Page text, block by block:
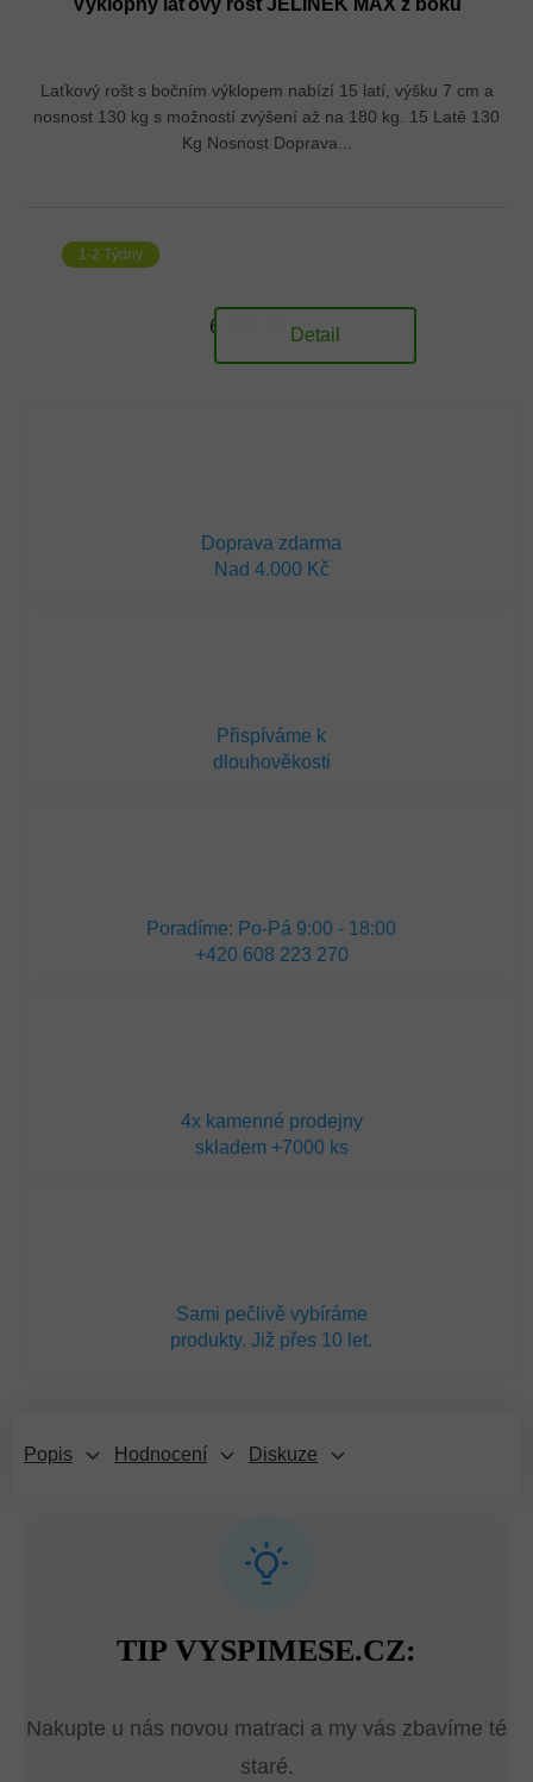
Laťkový rošt s bočním výklopem nabízí 15 latí, výšku 7 cm a
nosnost 130 kg s možností zvýšení až na 180 kg. 15 Latě 130
Kg Nosnost Doprava...
1-2 Týdny
6 360 Kč Detail
Doprava zdarma
Nad 4.000 Kč
Přispíváme k
dlouhověkosti
Poradíme: Po-Pá 9:00 - 18:00
+420 608 223 270
4x kamenné prodejny
skladem +7000 ks
Sami pečlivě vybíráme
produkty. Již přes 10 let.
Popis Hodnocení Diskuze
TIP VYSPIMESE.CZ:
Nakupte u nás novou matraci a my vás zbavíme té
staré.